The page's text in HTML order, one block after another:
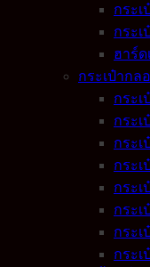
กระเ
กระเ
ฮาร์ด
กระเป๋ากล
กระเ
กระเ
กระเ
กระเ
กระเ
กระเ
กระเ
กระ